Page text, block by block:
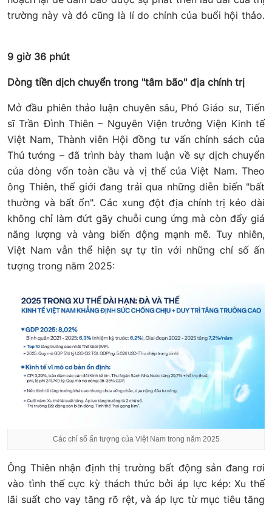
trường này và đó cũng là lí do chính của buổi hội thảo.
9 giờ 36 phút
Dòng tiền dịch chuyển trong "tâm bão" địa chính trị
Mở đầu phiên thảo luận chuyên sâu, Phó Giáo sư, Tiến
sĩ Trần Đình Thiên – Nguyên Viện trưởng Viện Kinh tế
Việt Nam, Thành viên Hội đồng tư vấn chính sách của
Thủ tướng – đã trình bày tham luận về sự dịch chuyển
của dòng vốn toàn cầu và vị thế của Việt Nam. Theo
ông Thiên, thế giới đang trải qua những diễn biến "bất
thường và bất ổn". Các xung đột địa chính trị kéo dài
không chỉ làm đứt gãy chuỗi cung ứng mà còn đẩy giá
năng lượng và vàng biến động mạnh mẽ. Tuy nhiên,
Việt Nam vẫn thể hiện sự tự tin với những chỉ số ấn
tượng trong năm 2025:
Các chỉ số ấn tượng của Việt Nam trong năm 2025
Ông Thiên nhận định thị trường bất động sản đang rơi
vào tình thế cực kỳ thách thức bởi áp lực kép: Xu thế
lãi suất cho vay tăng rõ rệt, và áp lực từ mục tiêu tăng